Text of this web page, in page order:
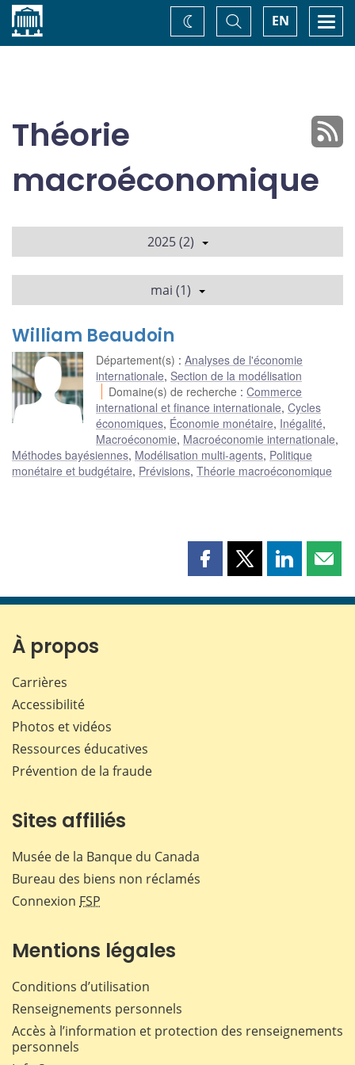
Accueil EN
Basculer
la
recherche
Changez
de
Théorie
macroéconomique
2025 (2)
mai (1)
William Beaudoin
Département(s) : Analyses de l'économie
internationale, Section de la modélisation
Domaine(s) de recherche :Commerce
international et finance internationale, Cycles
économiques, Économie monétaire, Inégalité,
Macroéconomie, Macroéconomie internationale,
Méthodes bayésiennes, Modélisation multi-agents, Politique
monétaire et budgétaire, Prévisions, Théorie macroéconomique
Partager
page
Partager
page
Partager
page page
À propos
Carrières
Accessibilité
Photos et vidéos
Ressources éducatives
Prévention de la fraude
Sites affiliés
Musée de la Banque du Canada
Bureau des biens non réclamés
Connexion FSP
Mentions légales
Conditions d’utilisation
Renseignements personnels
Accès à l’information et protection des renseignements
personnels